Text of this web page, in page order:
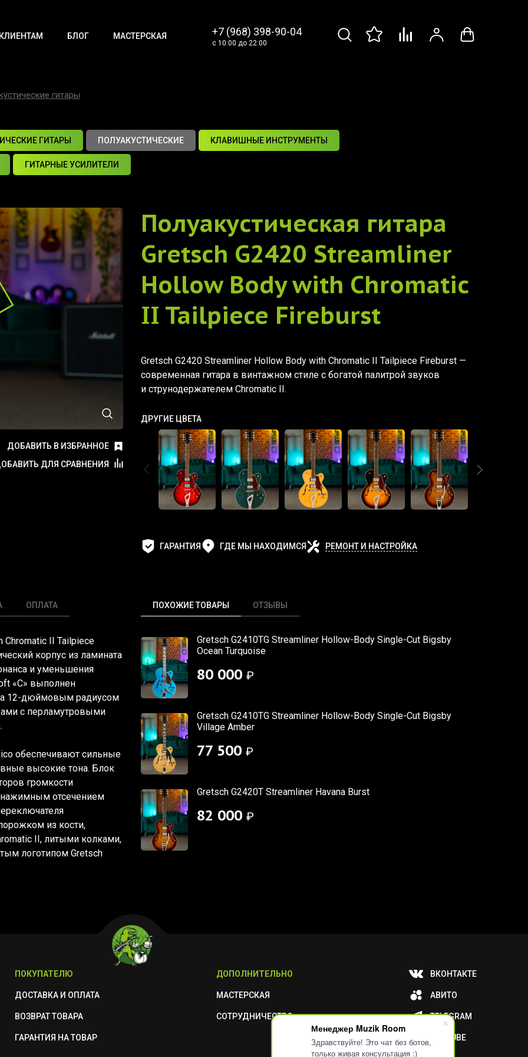
Менеджер Muzik Room
Здравствуйте! Это чат без ботов,
только живая консультация :)
БЛОГ МАСТЕРСКАЯ +7 (968) 398-90-04
с 10:00 до 22:00
гитары
ГИТАРЫ ПОЛУАКУСТИЧЕСКИЕ КЛАВИШНЫЕ ИНСТРУМЕНТЫ
ГИТАРНЫЕ УСИЛИТЕЛИ
ДОБАВИТЬ В ИЗБРАННОЕ
ДЛЯ СРАВНЕНИЯ
Полуакустическая гитара
Gretsch G2420 Streamliner
Hollow Body with Chromatic
II Tailpiece Fireburst
Gretsch G2420 Streamliner Hollow Body with Chromatic II Tailpiece Fireburst —
современная гитара в винтажном стиле с богатой палитрой звуков
и струнодержателем Chromatic II.
ДРУГИЕ ЦВЕТА
ГАРАНТИЯ ГДЕ МЫ НАХОДИМСЯ РЕМОНТ И НАСТРОЙКА
ОПЛАТА
Chromatic II Tailpiece
корпус из ламината
и уменьшения
«C» выполнен
12-дюймовым радиусом
с перламутровыми
обеспечивают сильные
высокие тона. Блок
громкости
нажимным отсечением
из кости,
II, литыми колками,
логотипом Gretsch
ПОХОЖИЕ ТОВАРЫ ОТЗЫВЫ
Gretsch G2410TG Streamliner Hollow-Body Single-Cut Bigsby
Ocean Turquoise
80 000 ₽
Gretsch G2410TG Streamliner Hollow-Body Single-Cut Bigsby
Village Amber
77 500 ₽
Gretsch G2420T Streamliner Havana Burst
82 000 ₽
ПОКУПАТЕЛЮ
ДОСТАВКА И ОПЛАТА
ВОЗВРАТ ТОВАРА
ГАРАНТИЯ НА ТОВАР
ДОПОЛНИТЕЛЬНО
МАСТЕРСКАЯ
СОТРУДНИЧЕСТВО
ВКОНТАКТЕ
АВИТО
TELEGRAM
YOUTUBE